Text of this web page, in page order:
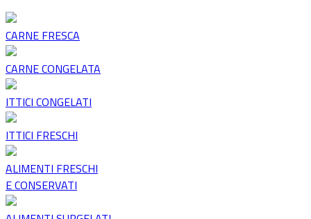
CARNE FRESCA
CARNE CONGELATA
ITTICI CONGELATI
ITTICI FRESCHI
ALIMENTI FRESCHI
E CONSERVATI